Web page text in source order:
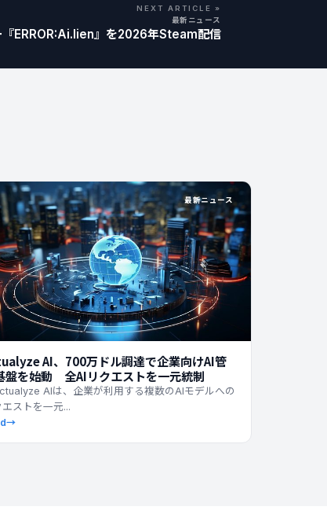
NEXT ARTICLE »
最新ニュース
ERROR:Ai.lien』を2026年Steam配信
最新ニュース
AI、700万ドル調達で企業向けAI管
盤を始動 全AIリクエストを一元統制
AIは、企業が利用する複数のAIモデルへの
エストを一元...
→